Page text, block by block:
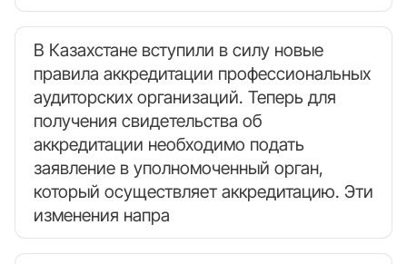
В Казахстане вступили в силу новые
правила аккредитации профессиональных
аудиторских организаций. Теперь для
получения свидетельства об
аккредитации необходимо подать
заявление в уполномоченный орган,
который осуществляет аккредитацию. Эти
изменения напра